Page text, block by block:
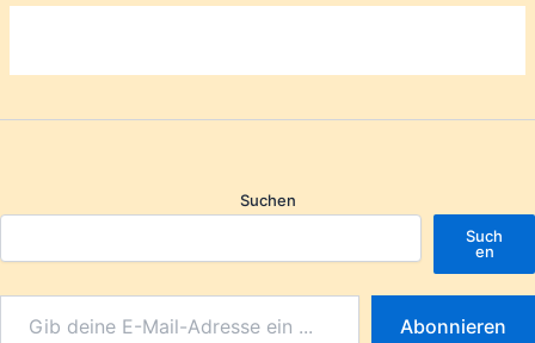
Suchen
Such
en
Abonnieren